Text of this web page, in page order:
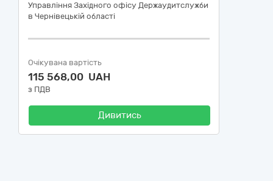
Управління Західного офісу Держаудитслужби
в Чернівецькій області
Очікувана вартість
115 568,00 UAH
з ПДВ
Дивитись